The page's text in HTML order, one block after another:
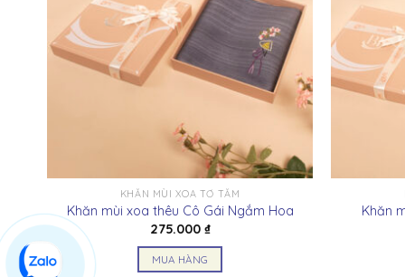
thể.
Các
tùy
chọn
được
chọn
trên
trang
sản
phẩm
KHĂN MÙI XOA TƠ TẰM
Khăn mùi xoa thêu Cô Gái Ngắm Hoa
275.000 ₫
MUA HÀNG
Khăn